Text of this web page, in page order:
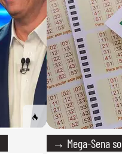
→ Mega-Sena